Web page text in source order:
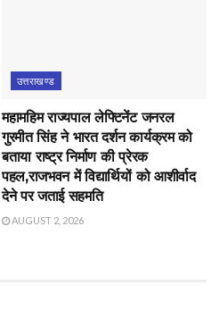
उत्तराखण्ड
महामहिम राज्यपाल लेफ्टिनेंट जनरल
गुरमीत सिंह ने भारत दर्शन कार्यक्रम को
बताया राष्ट्र निर्माण की प्रेरक
पहल,राजभवन में विद्यार्थियों को आशीर्वाद
देने पर जताई सहमति
AUGUST 2, 2026